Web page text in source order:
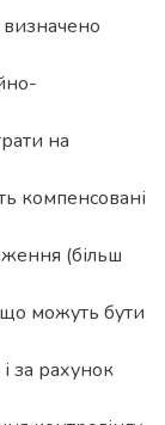
визначено
на
компенсовані
(більш
що можуть бути
за рахунок